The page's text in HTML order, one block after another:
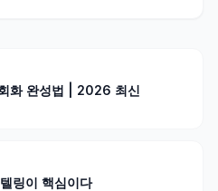
화 완성법 | 2026 최신
링이 핵심이다